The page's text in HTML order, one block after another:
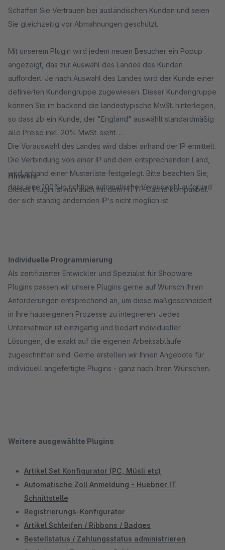
Schaffen Sie Vertrauen bei ausländischen Kunden und seien
Sie gleichzeitig vor Abmahnungen geschützt.
Mit unserem Plugin wird jedem neuen Besucher ein Popup
angezeigt, das zur Auswahl des Landes des Kunden
auffordert. Je nach Auswahl des Landes wird der Kunde einer
definierten Kundengruppe zugewiesen. Dieser Kundengruppe
können Sie im backend die landestypische MwSt. hinterlegen,
so dass zb ein Kunde, der "England" auswählt standardmäßig
alle Preise inkl. 20% MwSt. sieht.
Die Vorauswahl des Landes wird dabei anhand der IP ermittelt.
Die Verbindung von einer IP und dem entsprechenden Land,
wird anhand einer Musterliste festgelegt. Bitte beachten Sie,
dass eine 100%ig richtige automatische Vorauswahl aufgrund
der sich ständig ändernden IP's nicht möglich ist.
Hinweis
Dieses Plugin ist nun auch mit dem HTTP-Cache kompatibel.
Individuelle Programmierung
Als zertifizierter Entwickler und Spezialist für Shopware
Plugins passen wir unsere Plugins gerne auf Wunsch Ihren
Anforderungen entsprechend an, um diese maßgeschneidert
in Ihre hauseigenen Prozesse zu integrieren. Jedes
Unternehmen ist einzigartig und bedarf individueller
Lösungen, die exakt auf die eigenen Arbeitsabläufe
zugeschnitten sind. Gerne erstellen wir Ihnen Angebote für
individuell angefertigte Plugins - ganz nach Ihren Wünschen.
Weitere ausgewählte Plugins
Artikel Set Konfigurator (PC, Müsli etc)
Automatische Zoll Anmeldung - Huebner IT
Schnittstelle
Registrierungs-Konfigurator
Artikel Schleifen / Ribbons / Badges
Bestellstatus / Zahlungsstatus administrieren